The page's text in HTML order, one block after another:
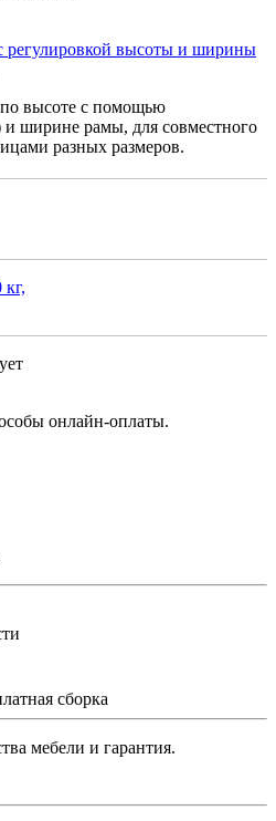
регулировкой высоты и ширины
высoте c помощью
и ширине рамы, для совместного
разных размеров.
онлайн-оплаты.
мебели и гарантия.